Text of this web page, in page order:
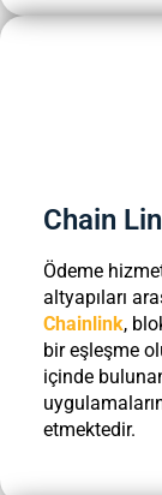
Chain
Ödeme
altyapıları
Chainlink,
bir eşleşme
içinde
etmektedir.